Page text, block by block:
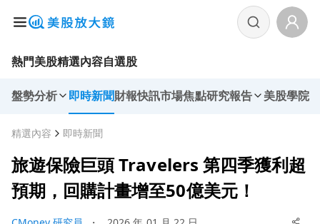
熱門美股精選內容自選股
盤勢分析 即時新聞財報快訊市場焦點研究報告 美股學院
精選內容 即時新聞
旅遊保險巨頭 Travelers 第四季獲利超
預期，回購計畫增至50億美元！